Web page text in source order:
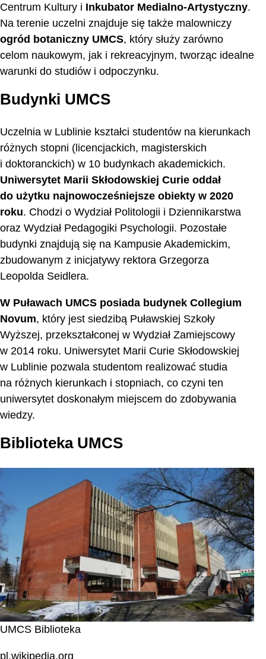
Centrum Kultury i Inkubator Medialno-Artystyczny.
Na terenie uczelni znajduje się także malowniczy
ogród botaniczny UMCS, który służy zarówno
celom naukowym, jak i rekreacyjnym, tworząc idealne
warunki do studiów i odpoczynku.
Budynki UMCS
Uczelnia w Lublinie kształci studentów na kierunkach
różnych stopni (licencjackich, magisterskich
i doktoranckich) w 10 budynkach akademickich.
Uniwersytet Marii Skłodowskiej Curie oddał
do użytku najnowocześniejsze obiekty w 2020
roku. Chodzi o Wydział Politologii i Dziennikarstwa
oraz Wydział Pedagogiki Psychologii. Pozostałe
budynki znajdują się na Kampusie Akademickim,
zbudowanym z inicjatywy rektora Grzegorza
Leopolda Seidlera.
W Puławach UMCS posiada budynek Collegium
Novum, który jest siedzibą Puławskiej Szkoły
Wyższej, przekształconej w Wydział Zamiejscowy
w 2014 roku. Uniwersytet Marii Curie Skłodowskiej
w Lublinie pozwala studentom realizować studia
na różnych kierunkach i stopniach, co czyni ten
uniwersytet doskonałym miejscem do zdobywania
wiedzy.
Biblioteka UMCS
UMCS Biblioteka
pl.wikipedia.org